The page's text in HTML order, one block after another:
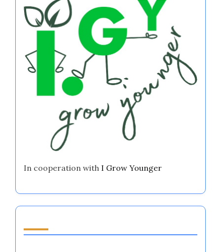
In cooperation with I Grow Younger